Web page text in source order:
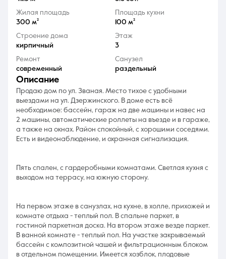
8 (861) 297-00-00
Ежедневно с 08:30 до 20:00
Жилая площадь
300 м²
Площадь кухни
100 м²
Строение дома
кирпичный
Этаж
3
Ремонт
современный
Санузел
раздельный
описание
Продаю дом по ул. Званая. Место тихое с удобными
выездами на ул. Дзержинского. В доме есть всё
необходимое: бассейн, гараж на две машины и навес на
2 машины, автоматические роллеты на въезде и в гараже,
а также на окнах. Район спокойный, с хорошими соседями.
Есть и видеонаблюдение, и охранная сигнализация.
Пять спален, с гардеробными комнатами. Светлая кухня с
выходом на террасу, на южную сторону.
На первом этаже в санузлах, на кухне, в холле, прихожей и
комнате отдыха - теплый пол. В спальне паркет, в
гостиной паркетная доска. На втором этаже везде паркет.
В ванной комнате - теплый пол. На участке закрываемый
бассейн с композитной чашей и фильтрационным блоком
в отдельном помещении. Имеется хозблок, плодовые